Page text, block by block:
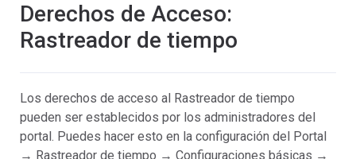
Derechos de Acceso:
Rastreador de tiempo
Los derechos de acceso al Rastreador de tiempo
pueden ser establecidos por los administradores del
portal. Puedes hacer esto en la configuración del Portal
→ Rastreador de tiempo → Configuraciones básicas →